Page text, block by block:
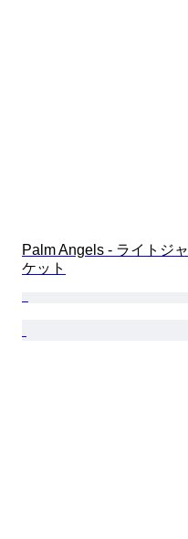
Palm Angels - ライトジャ
ケット